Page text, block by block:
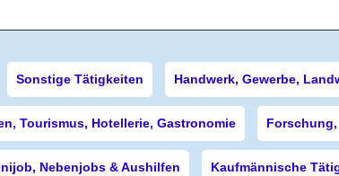
Sonstige Tätigkeiten Handwerk, Gewerbe,
Tourismus, Hotellerie, Gastronomie
Nebenjobs & Aushilfen Kaufmännische